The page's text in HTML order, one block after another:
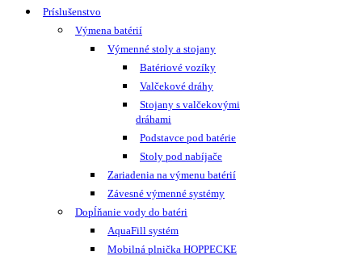
Príslušenstvo
Výmena batérií
Výmenné stoly a stojany
Batériové vozíky
Valčekové dráhy
Stojany s valčekovými
dráhami
Podstavce pod batérie
Stoly pod nabíjače
Zariadenia na výmenu batérií
Závesné výmenné systémy
Dopĺňanie vody do batéri
AquaFill systém
Mobilná plnička HOPPECKE